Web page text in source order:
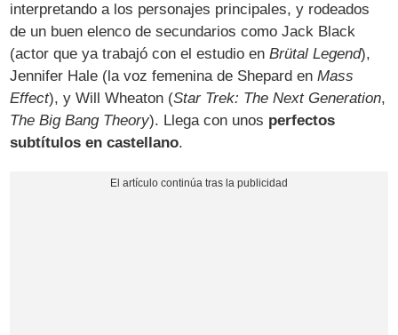
interpretando a los personajes principales, y rodeados
de un buen elenco de secundarios como Jack Black
(actor que ya trabajó con el estudio enBrütal Legend),
Jennifer Hale (la voz femenina de Shepard enMass
Effect), y Will Wheaton (Star Trek: The Next Generation,
The Big Bang Theory). Llega con unos perfectos
subtítulos en castellano.